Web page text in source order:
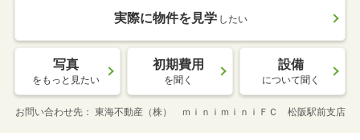
実際に物件を見学 したい
写真
をもっと見たい
初期費用
を聞く
設備
について聞く
お問い合わせ先 東海不動産（株） ｍｉｎｉｍｉｎｉＦＣ 松阪駅前支店